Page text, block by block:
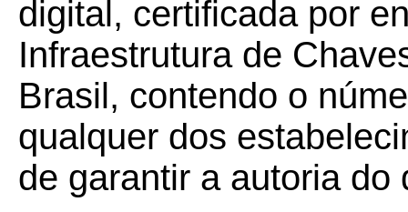
digital, certificada por
Infraestrutura de
Brasil, contendo o
qualquer dos
de garantir a autoria do